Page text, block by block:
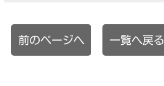
前のページへ 一覧へ戻る